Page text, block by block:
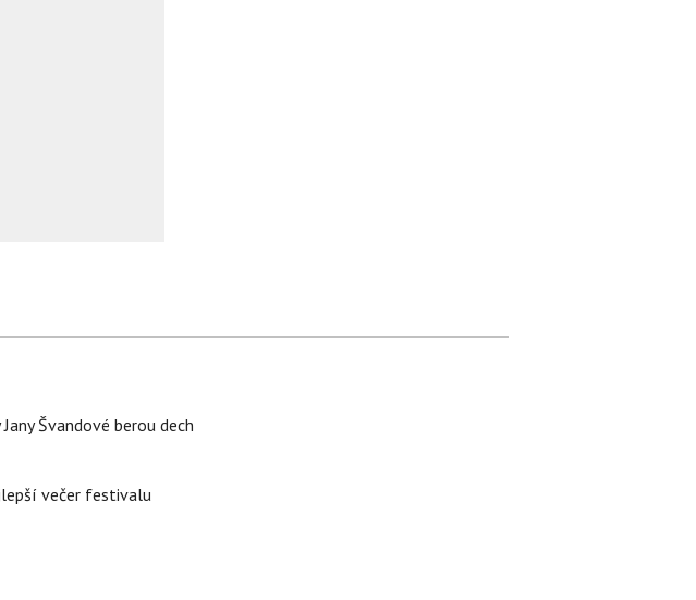
Švandové berou dech
večer festivalu